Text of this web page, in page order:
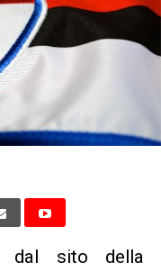
dal sito della